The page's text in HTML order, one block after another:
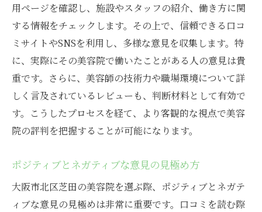
用ページを確認し、施設やスタッフの紹介、働き方に関
する情報をチェックします。その上で、信頼できる口コ
ミサイトやSNSを利用し、多様な意見を収集します。特
に、実際にその美容院で働いたことがある人の意見は貴
重です。さらに、美容師の技術力や職場環境について詳
しく言及されているレビューも、判断材料として有効で
す。こうしたプロセスを経て、より客観的な視点で美容
院の評判を把握することが可能になります。
ポジティブとネガティブな意見の見極め方
大阪市北区芝田の美容院を選ぶ際、ポジティブとネガテ
ィブな意見の見極めは非常に重要です。口コミを読む際